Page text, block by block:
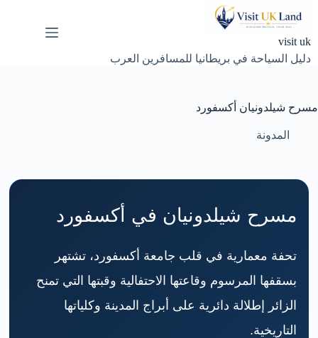
visit uk
دليل السياحة في بريطانيا للمسافرين العرب
مسرح شيلدونيان أكسفورد
المدونة
مسرح شيلدونيان في أكسفورد
تحفة معمارية في قلب جامعة أكسفورد، تشتهر
بسقفها المرسوم وقاعتها الاحتفالية وقبتها التي تمنح
الزائر إطلالة دائرية على أبراج المدينة وكلياتها
التاريخية.